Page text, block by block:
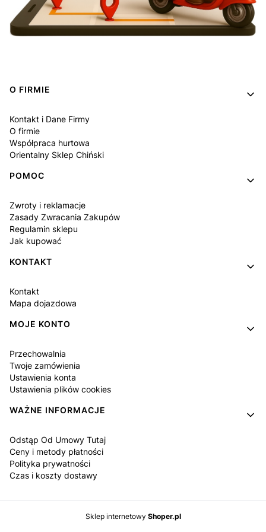
Linki w stopce
O FIRMIE
Kontakt i Dane Firmy
O firmie
Współpraca hurtowa
Orientalny Sklep Chiński
POMOC
Zwroty i reklamacje
Zasady Zwracania Zakupów
Regulamin sklepu
Jak kupować
KONTAKT
Kontakt
Mapa dojazdowa
MOJE KONTO
Przechowalnia
Twoje zamówienia
Ustawienia konta
Ustawienia plików cookies
WAŻNE INFORMACJE
Odstąp Od Umowy Tutaj
Ceny i metody płatności
Polityka prywatności
Czas i koszty dostawy
Sklep internetowy Shoper.pl